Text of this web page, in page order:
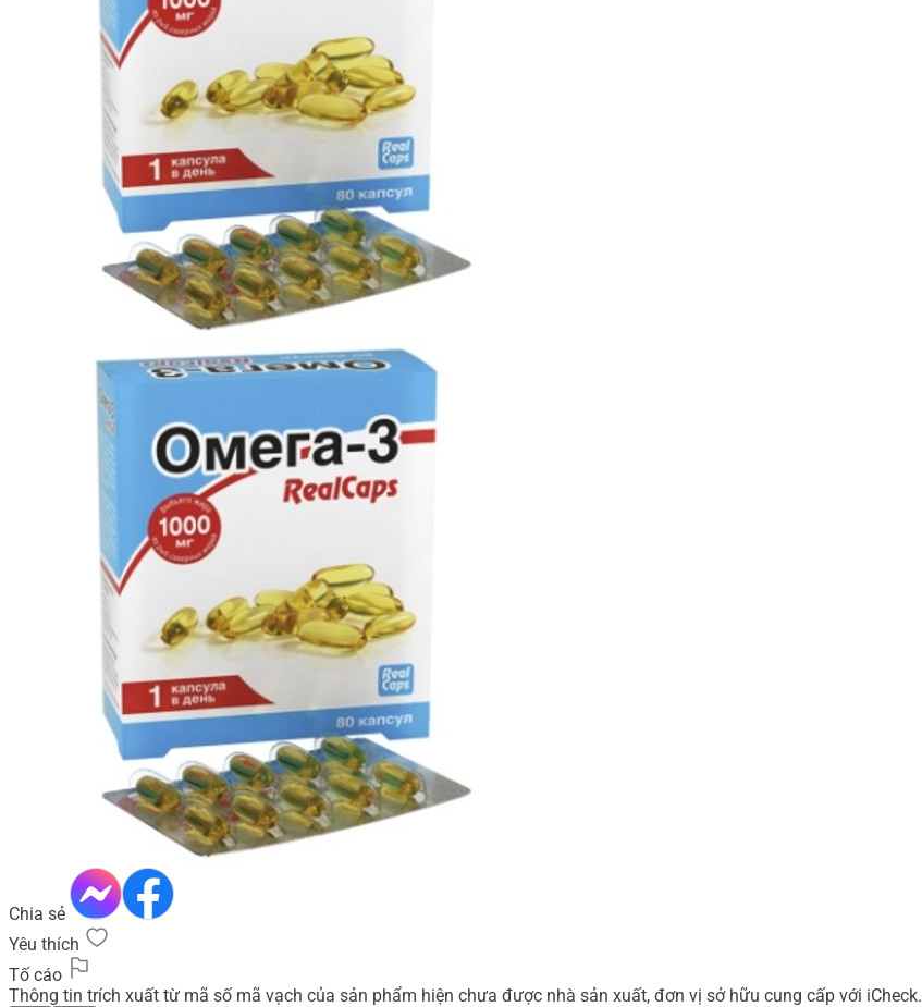
Chia sẻ
Yêu thích
Tố cáo
Thông tin trích xuất từ mã số mã vạch của sản phẩm hiện chưa được nhà sản xuất, đơn vị sở hữu cung cấp với iCheck.